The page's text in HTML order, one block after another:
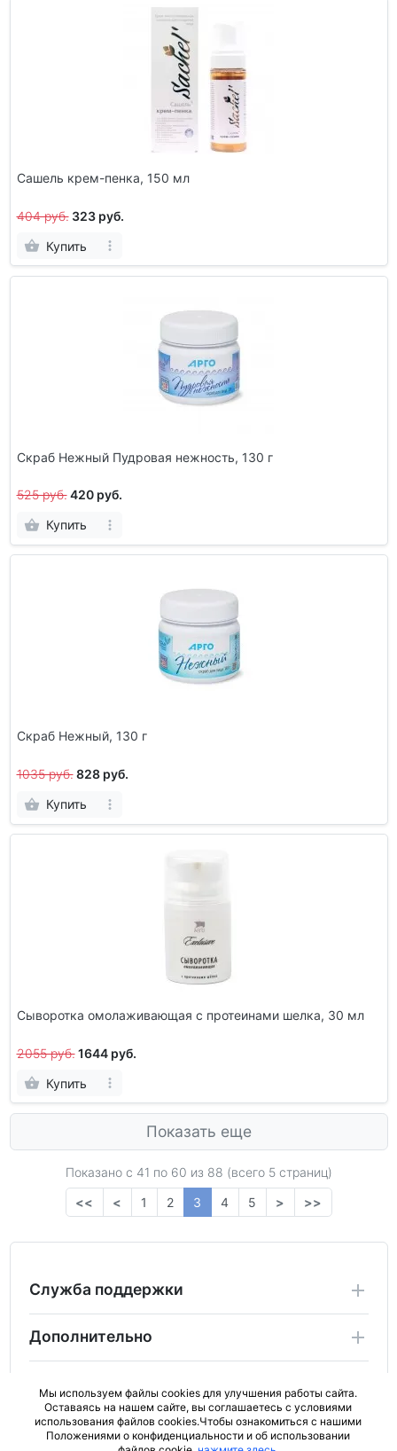
Сашель крем-пенка, 150 мл
404 руб. 323 руб.
Купить
Скраб Нежный Пудровая нежность, 130 г
525 руб. 420 руб.
Купить
Скраб Нежный, 130 г
1035 руб. 828 руб.
Купить
Сыворотка омолаживающая с протеинами шелка, 30 мл
2055 руб. 1644 руб.
Купить
Показать еще
Показано с 41 по 60 из 88 (всего 5 страниц)
<<
< 1 2 3 4 5 > >>
Служба поддержки
Дополнительно
2024 Copyright ActiveBad.ru. Не является публичной
Мы используем файлы cookies для улучшения работы сайта.
Оставаясь на нашем сайте, вы соглашаетесь с условиями
использования файлов cookies.Чтобы ознакомиться с нашими
Положениями о конфиденциальности и об использовании